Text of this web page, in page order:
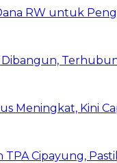
RW untuk
Meningkat, Kini
Cipayung,